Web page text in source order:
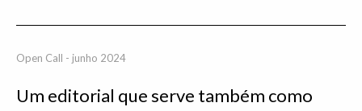
Open Call - junho 2024
Um editorial que serve também como